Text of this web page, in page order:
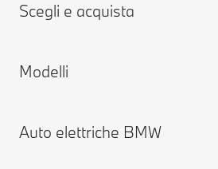
Richiedi un'offerta
BMW Group
Prenota presso i Centri Service
MY BMW App
Garanzie
Scegli e acquista
Configura la tua BMW
Vetture disponibili usate
Modelli
BMW Serie X
Auto elettriche BMW